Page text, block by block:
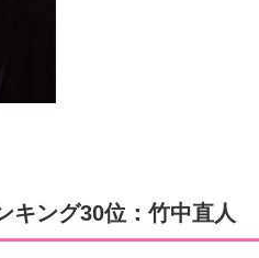
キング30位：竹中直人